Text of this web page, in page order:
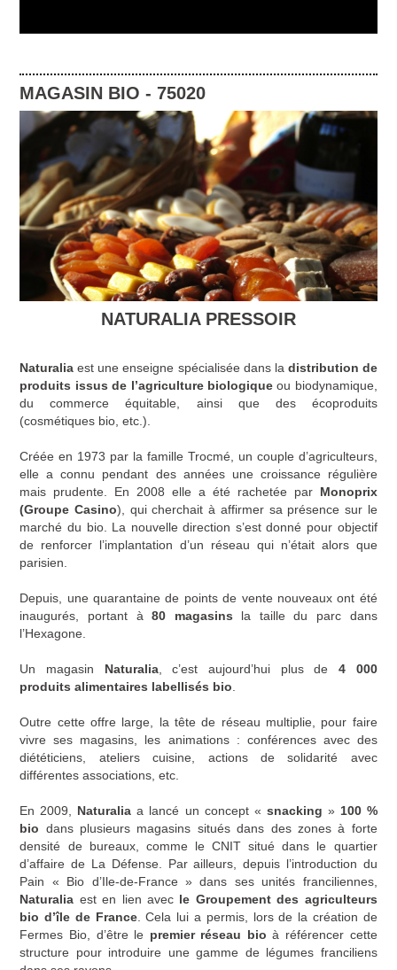
MAGASIN BIO -75020
NATURALIA PRESSOIR
Naturalia est une enseigne spécialisée dans la distribution de
produits issus de l’agriculture biologiqueou biodynamique,
du commerce équitable, ainsi que des écoproduits
(cosmétiques bio, etc.).
Créée en 1973 par la famille Trocmé, un couple d’agriculteurs,
elle a connu pendant des années une croissance régulière
mais prudente. En 2008 elle a été rachetée par Monoprix
(Groupe Casino), qui cherchait à affirmer sa présence sur le
marché du bio. La nouvelle direction s’est donné pour objectif
de renforcer l’implantation d’un réseau qui n’était alors que
parisien.
Depuis, une quarantaine de points de vente nouveaux ont été
inaugurés, portant à80 magasins la taille du parc dans
l’Hexagone.
Un magasin Naturalia, c’est aujourd’hui plus de 4 000
produits alimentaires labellisés bio.
Outre cette offre large, la tête de réseau multiplie, pour faire
vivre ses magasins, les animations : conférences avec des
diététiciens, ateliers cuisine, actions de solidarité avec
différentes associations, etc.
En 2009, Naturalia a lancé un concept « snacking » 100 %
bio dans plusieurs magasins situés dans des zones à forte
densité de bureaux, comme le CNIT situé dans le quartier
d’affaire de La Défense. Par ailleurs, depuis l’introduction du
Pain « Bio d’Ile-de-France » dans ses unités franciliennes,
Naturalia est en lien avec le Groupement des agriculteurs
bio d’île de France. Cela lui a permis, lors de la création de
Fermes Bio, d’être le premier réseau bio à référencer cette
structure pour introduire une gamme de légumes franciliens